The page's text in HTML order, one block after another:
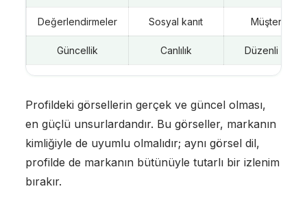
Değerlendirmeler Sosyal kanıt Müşteri
Güncellik Canlılık Düzenli
Profildeki görsellerin gerçek ve güncel olması,
en güçlü unsurlardandır. Bu görseller, markanın
kimliğiyle de uyumlu olmalıdır; aynı görsel dil,
profilde de markanın bütünüyle tutarlı bir izlenim
bırakır.